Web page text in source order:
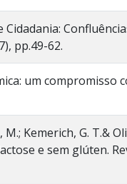
Cidadania:
pp.49-62.
um compromisso
Kemerich, G. T.&
e sem glúten.